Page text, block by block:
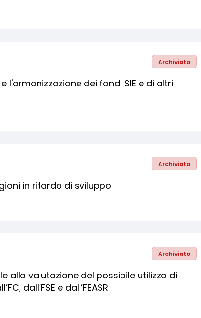
Archiviato
l'armonizzazione dei fondi SIE e di altri
Archiviato
in ritardo di sviluppo
Archiviato
alla valutazione del possibile utilizzo di
dall’FSE e dall’FEASR